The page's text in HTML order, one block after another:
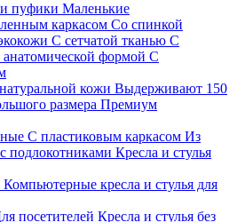
пуфики Маленькие
каркасом Со спинкой
С сетчатой тканью С
формой С
кожи Выдерживают 150
размера Премиум
С пластиковым каркасом Из
подлокотниками Кресла и стулья
Компьютерные кресла и стулья для
посетителей Кресла и стулья без